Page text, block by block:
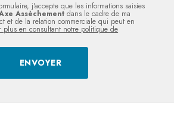
j'accepte que les informations saisies
Assèchement dans le cadre de ma
et de la relation commerciale qui peut en
plus en consultant notre politique de